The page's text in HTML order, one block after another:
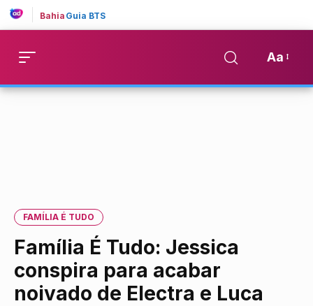
Bahia Guia BTS
Aa
FAMÍLIA É TUDO
Família É Tudo: Jessica
conspira para acabar
noivado de Electra e Luca